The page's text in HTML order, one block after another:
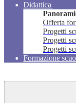
Didattica
Offerta
Progetti
Progetti
Progetti
Formazione